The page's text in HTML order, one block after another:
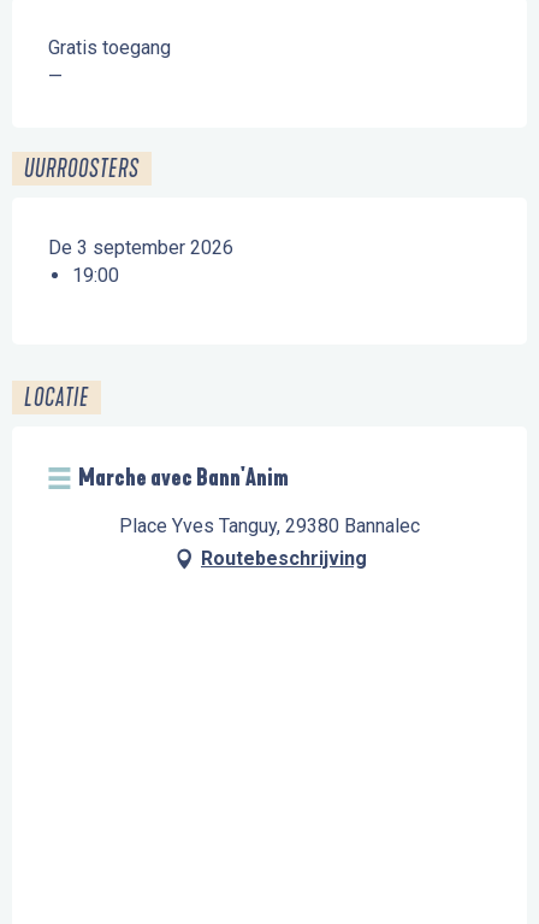
Gratis toegang
—
UURROOSTERS
De 3 september 2026
19:00
LOCATIE
Marche avec Bann'Anim
Place Yves Tanguy, 29380 Bannalec
Routebeschrijving